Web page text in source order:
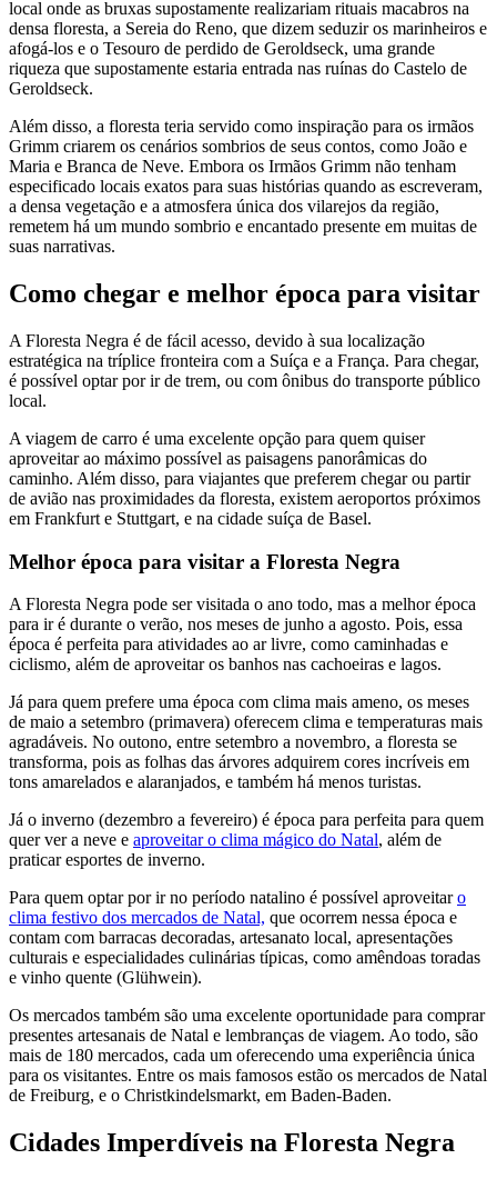
local onde as bruxas supostamente realizariam rituais macabros na
densa floresta, a Sereia do Reno, que dizem seduzir os marinheiros e
afogá-los e o Tesouro de perdido de Geroldseck, uma grande
riqueza que supostamente estaria entrada nas ruínas do Castelo de
Geroldseck.
Além disso, a floresta teria servido como inspiração para os irmãos
Grimm criarem os cenários sombrios de seus contos, como João e
Maria e Branca de Neve. Embora os Irmãos Grimm não tenham
especificado locais exatos para suas histórias quando as escreveram,
a densa vegetação e a atmosfera única dos vilarejos da região,
remetem há um mundo sombrio e encantado presente em muitas de
suas narrativas.
Como chegar e melhor época para visitar
A Floresta Negra é de fácil acesso, devido à sua localização
estratégica na tríplice fronteira com a Suíça e a França. Para chegar,
é possível optar por ir de trem, ou com ônibus do transporte público
local.
A viagem de carro é uma excelente opção para quem quiser
aproveitar ao máximo possível as paisagens panorâmicas do
caminho. Além disso, para viajantes que preferem chegar ou partir
de avião nas proximidades da floresta, existem aeroportos próximos
em Frankfurt e Stuttgart, e na cidade suíça de Basel.
Melhor época para visitar a Floresta Negra
A Floresta Negra pode ser visitada o ano todo, mas a melhor época
para ir é durante o verão, nos meses de junho a agosto. Pois, essa
época é perfeita para atividades ao ar livre, como caminhadas e
ciclismo, além de aproveitar os banhos nas cachoeiras e lagos.
Já para quem prefere uma época com clima mais ameno, os meses
de maio a setembro (primavera) oferecem clima e temperaturas mais
agradáveis. No outono, entre setembro a novembro, a floresta se
transforma, pois as folhas das árvores adquirem cores incríveis em
tons amarelados e alaranjados, e também há menos turistas.
Já o inverno (dezembro a fevereiro) é época para perfeita para quem
quer ver a neve e aproveitar o clima mágico do Natal, além de
praticar esportes de inverno.
Para quem optar por ir no período natalino é possível aproveitaro
clima festivo dos mercados de Natal, que ocorrem nessa época e
contam com barracas decoradas, artesanato local, apresentações
culturais e especialidades culinárias típicas, como amêndoas toradas
e vinho quente (Glühwein).
Os mercados também são uma excelente oportunidade para comprar
presentes artesanais de Natal e lembranças de viagem. Ao todo, são
mais de 180 mercados, cada um oferecendo uma experiência única
para os visitantes. Entre os mais famosos estão os mercados de Natal
de Freiburg, e o Christkindelsmarkt, em Baden-Baden.
Cidades Imperdíveis na Floresta Negra